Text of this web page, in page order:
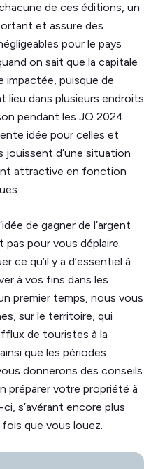
de ces éditions, un
et assure des
pour le pays
on sait que la capitale
impactée, puisque de
lieu dans plusieurs endroits
pendant les JO 2024
idée pour celles et
d’une situation
attractive en fonction
de gagner de l’argent
pas pour vous déplaire.
ce qu’il y a d’essentiel à
à vos fins dans les
premier temps, nous vous
sur le territoire, qui
de touristes à la
que les périodes
donnerons des conseils
préparer votre propriété à
s’avérant encore plus
fois que vous louez.